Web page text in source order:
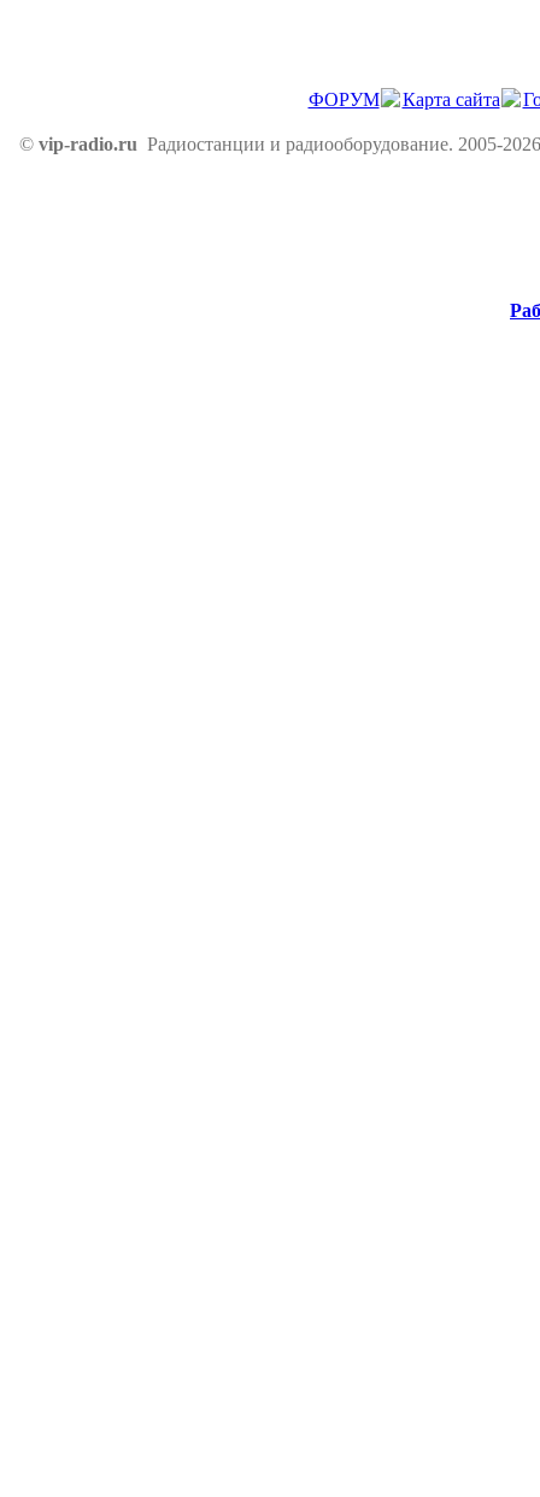
ФОРУМ Карта сайта
© vip-radio.ru Радиостанции и радиооборудование. 2005-